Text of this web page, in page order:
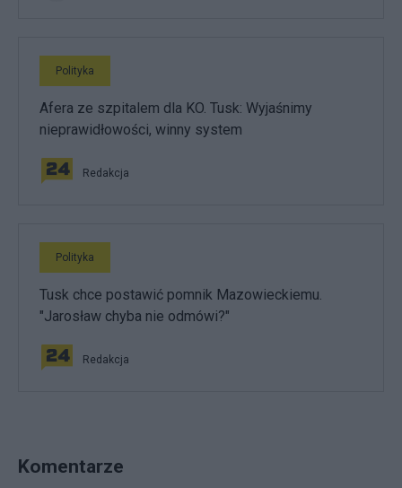
Polityka
Afera ze szpitalem dla KO. Tusk: Wyjaśnimy
nieprawidłowości, winny system
Redakcja
Polityka
Tusk chce postawić pomnik Mazowieckiemu.
"Jarosław chyba nie odmówi?"
Redakcja
Komentarze